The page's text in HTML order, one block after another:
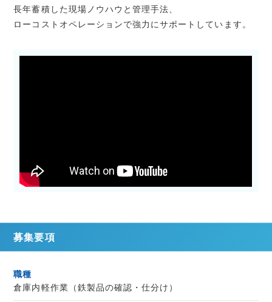
長年蓄積した現場ノウハウと管理手法、
ローコストオペレーションで強力にサポートしています。
募集要項
職種
倉庫内軽作業（鉄製品の確認・仕分け）